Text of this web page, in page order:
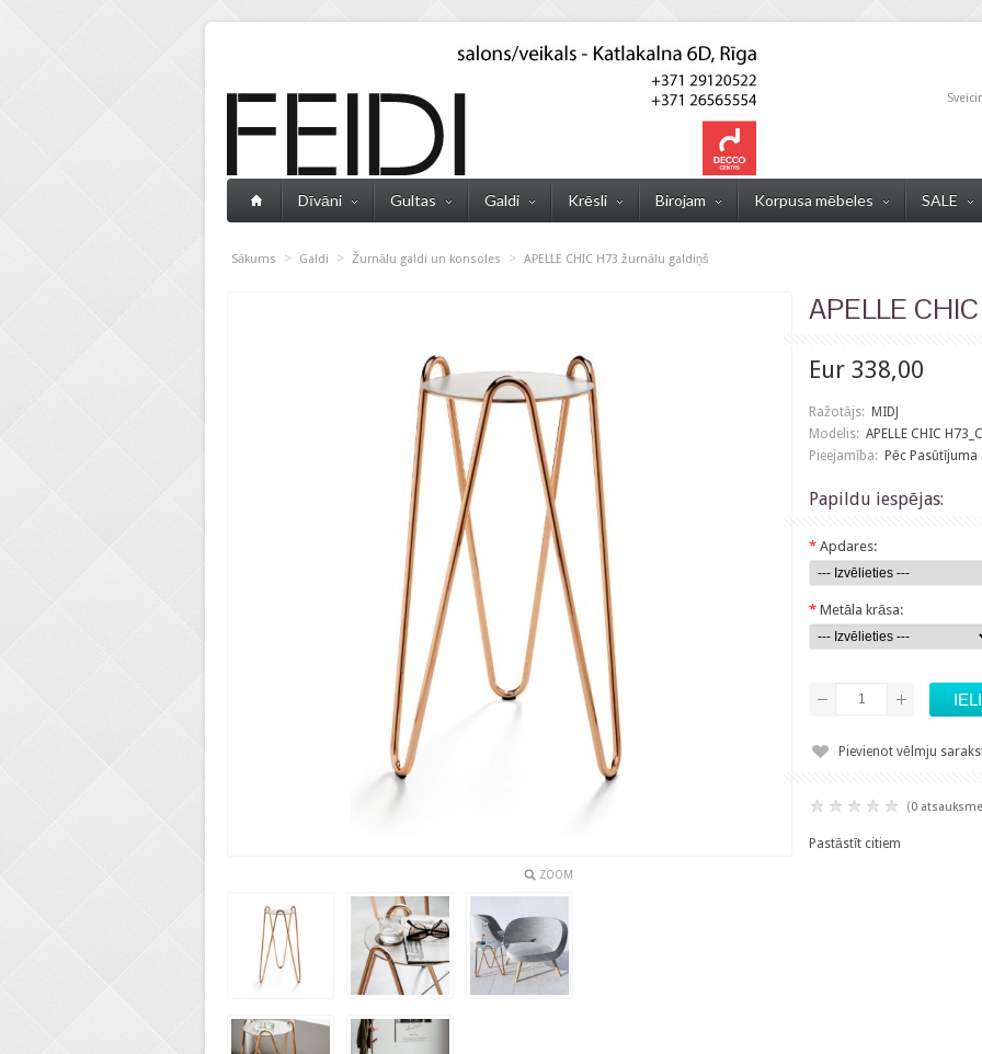
Dīvāni Gultas Galdi Krēsli Birojam Korpusa mēbeles SALE
Sākums > Galdi > Žurnālu galdi un konsoles > APELLE CHIC H73 žurnālu galdiņš
ZOOM
APELLE
Eur 338,00
Ražotājs:
MIDJ
Modelis: APELLE CHIC
Pieejamība: Pēc Pasūtījuma
Papildu iespējas:
* Apdares:
* Metāla krāsa:
Pievienot vēlmju
(0
Pastāstīt citiem